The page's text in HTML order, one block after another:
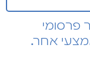
פרסומי
אחר.